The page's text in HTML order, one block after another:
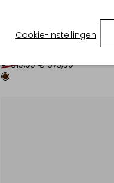
Cookie-instellingen
SANTONI
€ 819,99 € 573,99